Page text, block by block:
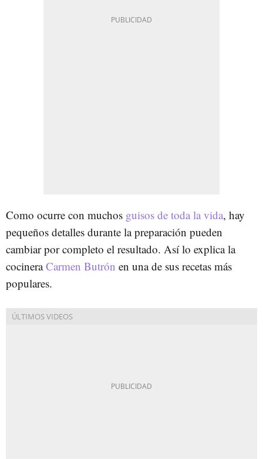
Como ocurre con muchos guisos de toda la vida, hay
pequeños detalles durante la preparación pueden
cambiar por completo el resultado. Así lo explica la
cocineraCarmen Butrón en una de sus recetas más
populares.